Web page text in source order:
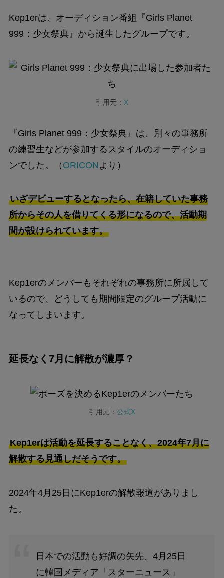
Kep1erは、オーディション番組『Girls Planet
999：少女祭典』から誕生したグループです。
引用元： X
『Girls Planet 999：少女祭典』は、別々の事務所
の練習生などが参加するスタイルのオーディショ
ンでした。（ ORICONより）
いざデビューするとなったら、在籍していた事務
所からその人を借りてくる形になるので、活動期
間が設けられています。
Kep1erのメンバーもそれぞれの事務所に所属して
いるので、どうしても期間限定のグループ活動に
なってしまいます。
延長なく7月に解散が濃厚？
引用元： 公式X
Kep1erは活動を延長することなく、2024年7月に
解散する見通しだそうです。
2024年4月25日にKep1erの解散報道がありまし
た。
日本での活動も好調の矢先、4月25日
に韓国メディア「スターニュース」